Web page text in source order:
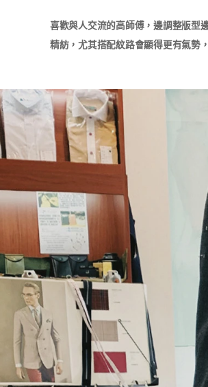
喜歡與人交流的高師傅，邊調整版型
精紡，尤其搭配紋路會顯得更有氣勢